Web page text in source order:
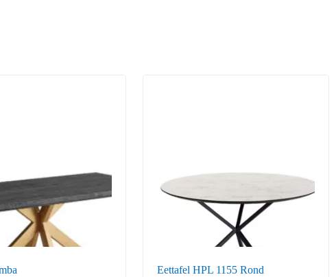
Eettafel HPL 1155 Rond